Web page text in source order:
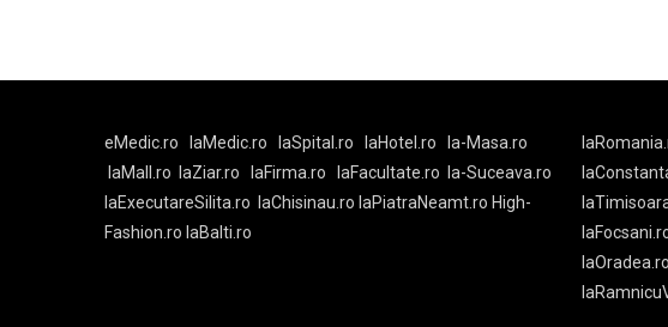
eMedic.ro laMedic.ro laSpital.ro laHotel.ro
la-Masa.ro
laMall.ro
laZiar.ro laFirma.ro laFacultate.ro
la-Suceava.ro
laExecutareSilita.ro
laChisinau.ro laPiatraNeamt.ro High-
Fashion.ro laBalti.ro
laOradea.ro